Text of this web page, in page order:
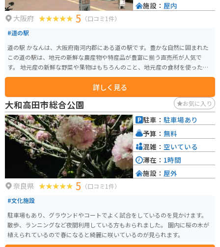
大阪府 5 （口コミ1件）
#道の駅
道の駅 かなんは、大阪府南河内郡にある道の駅です。豊かな自然に囲まれた
この道の駅は、地元の新鮮な農産物や特産品が豊富に揃う直売所が人気で
す。 地元産の新鮮な野菜や果物はもちろんのこと、地元産の食材を使った加
工品や、地元で人気のスイーツなども販売されています。 また、道の駅 かな
んは、周辺に多くの観光スポットがあるのも魅力です。雄大な自然を楽しめ
る滝や渓谷、歴史を感じられる神社仏閣など、見どころ満載です。バイクで訪
れる場合は、周辺のワインディングロードを楽しむのもおすすめです。 道の
駅 かなんは、地元の魅力が詰まった道の駅です。ぜひ、観光の拠点として利
用してみてください。
詳しく見る
施設： 屋内
大和高田市総合公園 お気に入り
奈良県 5 （口コミ1件）
#文化施設
駐車場もあり、グラウンドやコートでよく試合をしているのを見かけます。
散歩、ランニングなど夜間利用している方もおられました。 園内に桜の木が
植えられているので春になると綺麗に咲いているのが見られます。
駐車： 駐車場あり
予算： 無料
混雑： 空いている
滞在： 1時間
施設： 屋外